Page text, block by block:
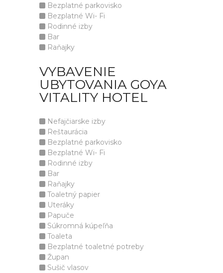
Bezplatné parkovisko
Bezplatné Wi- Fi
Rodinné izby
Bar
Raňajky
VYBAVENIE
UBYTOVANIA GOYA
VITALITY HOTEL
Nefajčiarske izby
Reštaurácia
Bezplatné parkovisko
Bezplatné Wi- Fi
Rodinné izby
Bar
Raňajky
Toaletný papier
Uteráky
Papuče
Súkromná kúpeľňa
Toaleta
Bezplatné toaletné potreby
Župan
Sušič vlasov